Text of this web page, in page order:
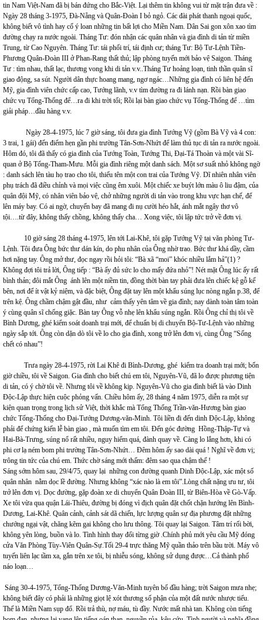
tin Nam Việt-Nam đã bị bán đứng cho Bắc-Việt. Lại thêm tin không vui từ mặt trận đưa về :
Ngày 28 tháng 3-1975, Đà-Nẵng và Quân-Đoàn I bỏ ngỏ. Các đài phát thanh ngoại quốc,
không biết vô tình hay cố ý loan những tin bất lợi cho Miền Nam. Dân Sai gon xôn xao tìm
đường chạy ra nước ngoài. Tháng Tư: đón nhận các quân nhân và gia đình di tản từ miền
Trung, từ Cao Nguyên. Tháng Tư: tái phối trí, tái định cư; tháng Tư: Bộ Tư-Lệnh Tiền-
Phương Quân-Đoàn III ở Phan-Rang thất thủ; lập phòng tuyến mới bảo vệ Saigon. Tháng
Tư : tìm nhau, thất lạc, thương vong khi di tản v.v..Tháng Tư hoảng loạn, tinh thần quân sĩ
giao động, sa sút. Người dân thực hoang mang, ngơ ngác…Những gia đình có liên hệ đến
Mỹ, gia đình viên chức cấp cao, Tướng lãnh, v.v tìm đường ra đi lánh nạn. Rồi bàn giao
chức vụ Tổng-Thống để…ra đi khi trời tối; Rồi lại bàn giao chức vụ Tổng-Thống để …tìm
giải pháp…đầu hàng v.v.
Ngày 28-4-1975, lúc 7 giờ sáng, tôi đưa gia đình Tướng Vỹ (gồm Bà Vỹ và 4 con:
3 trai, 1 gái) đến điểm hẹn gần phi trường Tân-Sơn-Nhứt để làm thủ tục di tản ra nước ngoài.
Hôm đó, tôi đã thấy có gia đình của Tướng Toàn, Tướng Thi, Đại-Tá Thoàn và một vài Sĩ-
quan ở Bộ Tổng-Tham-Mưu. Mỗi gia đình riêng một danh sách. Một sơ suất nhỏ không ngờ
: danh sách lên tàu họ trao cho tôi, thiếu tên một con trai của Tướng Vỹ. Dĩ nhiên nhân viên
phụ trách đã điều chỉnh và mọi việc cũng êm xuôi. Một chiếc xe buýt lớn màu ô liu đậm, của
quân đội Mỹ, có nhân viên bảo vệ, chở những người di tản vào trong khu vực hạn chế, để
lên máy bay. Có ai ngờ, chuyến bay đã mang đi nụ cười héo hắt, ánh mắt ngây thơ vô
tội….từ đây, không thấy chồng, không thấy cha… Xong việc, tôi lập tức trở về đơn vị.
10 giờ sáng 28 tháng 4-1975, lên tới Lai-Khê, tôi gặp Tướng Vỹ tại văn phòng Tư-
Lệnh. Tôi đưa Ông bức thư dán kín, do phu nhân của Ông nhờ trao. Bức thư khá dầy, cầm
hơi nặng tay. Ông mở thư, đọc ngay rồi hỏi tôi: “Bà xã “moi” khóc nhiều lắm hả”(1) ?
Không đợi tôi trả lời, Ông tiếp : “Bà ấy đủ sức lo cho mấy đứa nhỏ”! Nét mặt Ông lúc ấy rất
bình thản; đôi mắt Ông ánh lên một niềm tin, đồng thời bàn tay phải đưa lên chiếc kệ gỗ kế
bên, nơi để ít vật kỷ niệm, và đặc biệt, Ông đặt tay lên một khẩu súng lục nòng ngắn p.38, để
trên kệ. Ông chầm chậm gật đầu, như cảm thấy yên tâm về gia đình; nay dành toàn tâm toàn
ý cùng quân sĩ chống giặc. Bàn tay Ông vỗ nhẹ lên khẩu súng ngắn. Rồi Ông chỉ thị tôi về
Bình Dương, ghé kiểm soát doanh trại mới, để chuẩn bị di chuyển Bộ-Tư-Lệnh vào những
ngày sắp tới. Ông còn dặn dò tôi về lo cho gia đình, xong trở lên đơn vị, cùng Ông “Sống
chết có nhau”!
Trưa ngày 28-4-1975, rời Lai Khê đi Bình-Dương, ghé kiểm tra doanh trại mới; bốn
giờ chiều, tôi về Saigon. Gia đình cho biết chú em tôi, Nguyên-Vũ, đã lo được phương tiện
di tản, có ý chờ tôi về. Nhưng tôi về không kịp. Nguyên-Vũ cho gia đình biết là vào Dinh
Độc-Lập thực hiện cuộc phỏng vấn. Chiều hôm ấy, 28 tháng 4 năm 1975, diễn ra một sự
kiện quan trọng trong lịch sử Việt, thời khắc mà Tổng Thống Trần-văn-Hương bàn giao
chức Tổng-Thống cho Đại-Tướng Dương-văn-Minh. Tôi liền đi đến dinh Độc-Lập, không
phải để chứng kiến lễ bàn giao , mà muốn tìm em tôi. Đến góc đường Hồng-Thập-Tự và
Hai-Bà-Trưng, súng nổ rất nhiều, nguy hiểm quá, đành quay về. Càng lo lắng hơn, khi có
phi cơ lạ ném bom phi trường Tân-Sơn-Nhứt… Đêm hôm ấy sao dài quá ! Nghĩ về đơn vị;
trông tin tức của chú em. Thức chờ sáng mới thấm: đêm sao qua chậm thế !
Sáng sớm hôm sau, 29/4/75, quay lại những con đường quanh Dinh Độc-Lập, xác một số
quân nhân nằm dọc lề đường. Nhưng không “xác nào là em tôi”.Lòng chất nặng ưu tư, tôi
trở lên đơn vị. Dọc đường, gặp đoàn xe di chuyển Quân Đoàn III, từ Biên-Hòa về Gò-Vấp.
Xe tôi vừa qua quận Lái-Thiêu, đường bị đóng vì địch quân đặt chốt chặn hướng lên Bình-
Dương, Lai-Khê. Quân cảnh, cảnh sát dã chiến, lực lượng quân sự địa phương đặt những
chướng ngại vật, chăng kẽm gai không cho lưu thông. Tôi quay lại Saigon. Tâm trí rối bời,
không yên lòng, buồn và lo. Tình hình thay đổi từng giờ .Chính phủ mới yêu cầu Mỹ đóng
cửa Văn Phòng Tùy-Viên Quân-Sự.Tối 29-4 trực thăng Mỹ quần thảo trên bầu trời. Máy vô
tuyến liên lạc tầm xa, gắn trên xe tôi, bị nhiễu sóng, không sử dụng được…Cả thành phố
náo loạn…
Sáng 30-4-1975, Tổng-Thống Dương-Văn-Minh tuyên bố đầu hàng; trời Saigon mưa nhẹ;
không biết đây có phải là những giọt lệ xót thương số phận của một đất nước nhược tiểu.
Thế là Miền Nam sụp đổ. Rồi trả thù, nợ máu, tù đầy. Nước mất nhà tan. Không còn tiếng